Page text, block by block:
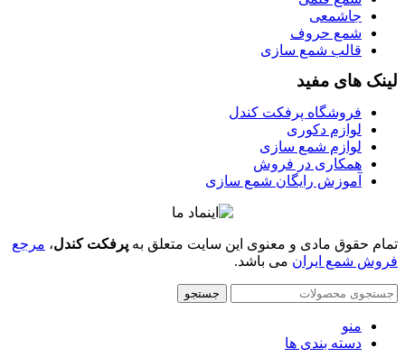
جاشمعی
شمع حروف
قالب شمع سازی
لینک های مفید
فروشگاه پرفکت کندل
لوازم دکوری
لوازم شمع سازی
همکاری در فروش
آموزش رایگان شمع سازی
تمام حقوق مادی و معنوی این سایت متعلق به پرفکت کندل، مرجع
فروش شمع ایران می باشد.
جستجو
منو
دسته بندی ها